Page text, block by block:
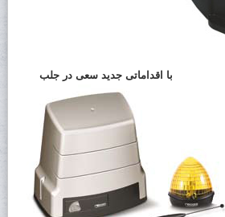
با اقداماتی جدید سعی در جلب